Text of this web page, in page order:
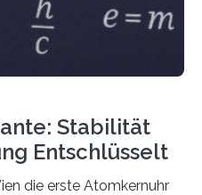
Stabilität
Entschlüsselt
die erste Atomkernuhr